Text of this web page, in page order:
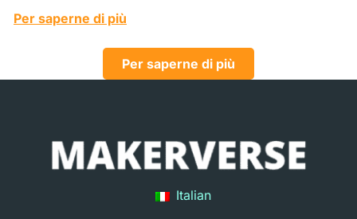
Per saperne di più
Per saperne di più
Italian